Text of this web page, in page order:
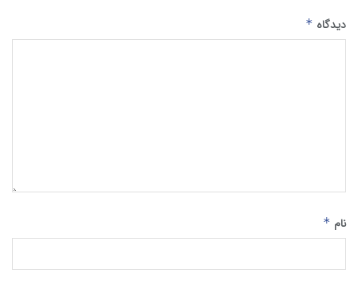
دیدگاه *
نام *